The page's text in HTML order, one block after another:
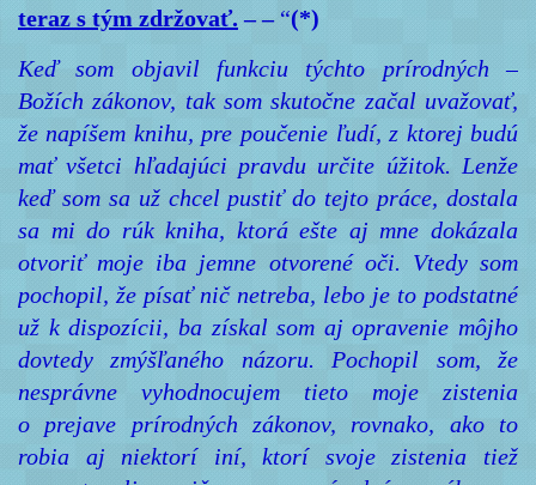
teraz s tým zdržovať. – – “(*)
Keď som objavil funkciu týchto prírodných –
Božích zákonov, tak som skutočne začal uvažovať,
že napíšem knihu, pre poučenie ľudí, z ktorej budú
mať všetci hľadajúci pravdu určite úžitok. Lenže
keď som sa už chcel pustiť do tejto práce, dostala
sa mi do rúk kniha, ktorá ešte aj mne dokázala
otvoriť moje iba jemne otvorené oči. Vtedy som
pochopil, že písať nič netreba, lebo je to podstatné
už k dispozícii, ba získal som aj opravenie môjho
dovtedy zmýšľaného názoru. Pochopil som, že
nesprávne vyhodnocujem tieto moje zistenia
o prejave prírodných zákonov, rovnako, ako to
robia aj niektorí iní, ktorí svoje zistenia tiež